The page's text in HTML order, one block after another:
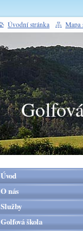
Úvod
O nás
Služby
Golfová škola
Úvodní stránka Mapa